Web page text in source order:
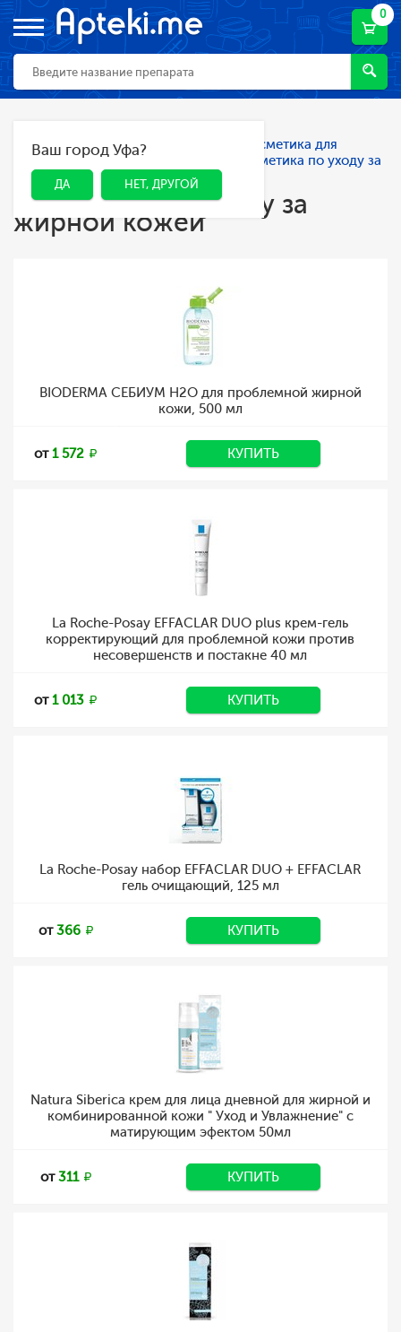
0
ДА НЕТ, ДРУГОЙ
Ваш город Уфа?
ДА НЕТ, ДРУГОЙ
Главная Каталог
Косметика для
лица
Для проблемной кожи
Косметика по уходу за
жирной кожей
Косметика по уходу за
жирной кожей
BIODERMA СЕБИУМ H2O для проблемной жирной
кожи, 500 мл
от1 572 КУПИТЬ
La Roche-Posay EFFACLAR DUO plus крем-гель
корректирующий для проблемной кожи против
несовершенств и постакне 40 мл
от1 013 КУПИТЬ
La Roche-Posay набор EFFACLAR DUO + EFFACLAR
гель очищающий, 125 мл
от366 КУПИТЬ
Natura Siberica крем для лица дневной для жирной и
комбинированной кожи " Уход и Увлажнение" с
матирующим эфектом 50мл
от311 КУПИТЬ